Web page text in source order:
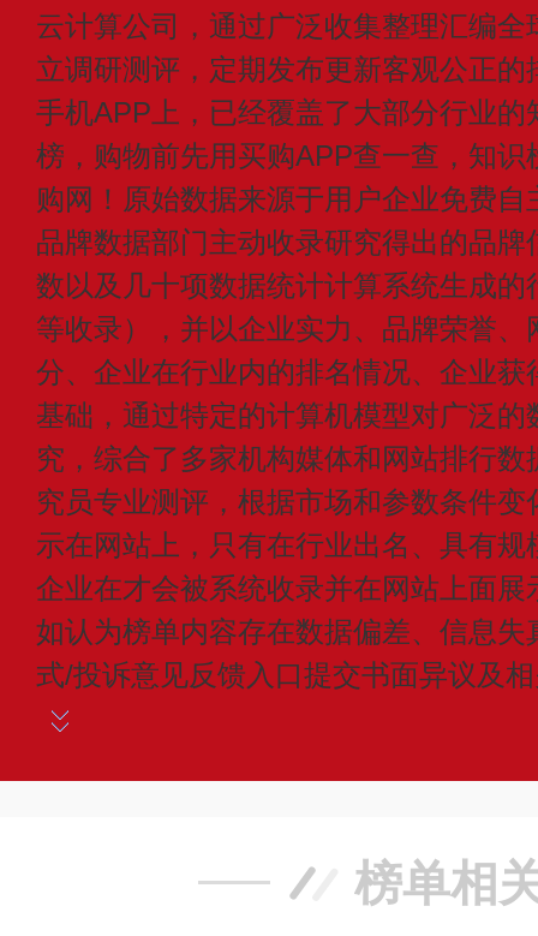
云计算公司，通过广泛收集整理汇编
立调研测评，定期发布更新客观公正
手机APP上，已经覆盖了大部分行业
榜，购物前先用买购APP查一查，知
购网！原始数据来源于用户企业免费
品牌数据部门主动收录研究得出的品
数以及几十项数据统计计算系统生成
等收录），并以企业实力、品牌荣誉
分、企业在行业内的排名情况、企业
基础，通过特定的计算机模型对广泛
究，综合了多家机构媒体和网站排行
究员专业测评，根据市场和参数条件
示在网站上，只有在行业出名、具有
企业在才会被系统收录并在网站上面
如认为榜单内容存在数据偏差、信息
式/投诉意见反馈入口提交书面异议及
榜单相